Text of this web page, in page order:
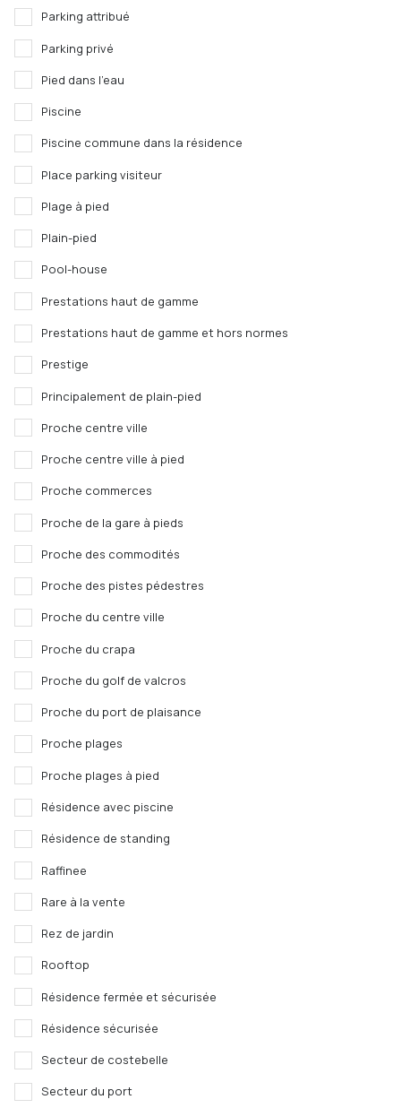
Parking attribué
Parking privé
Pied dans l'eau
Piscine
Piscine commune dans la résidence
Place parking visiteur
Plage à pied
Plain-pied
Pool-house
Prestations haut de gamme
Prestations haut de gamme et hors normes
Prestige
Principalement de plain-pied
Proche centre ville
Proche centre ville à pied
Proche commerces
Proche de la gare à pieds
Proche des commodités
Proche des pistes pédestres
Proche du centre ville
Proche du crapa
Proche du golf de valcros
Proche du port de plaisance
Proche plages
Proche plages à pied
Résidence avec piscine
Résidence de standing
Raffinee
Rare à la vente
Rez de jardin
Rooftop
Résidence fermée et sécurisée
Résidence sécurisée
Secteur de costebelle
Secteur du port